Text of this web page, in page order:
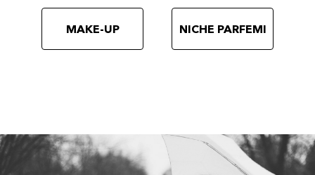
MAKE-UP NICHE PARFEMI